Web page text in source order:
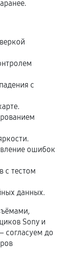
и
и
влаги,
с
ошибок
с тестом
данных.
Sony и
согласуем до